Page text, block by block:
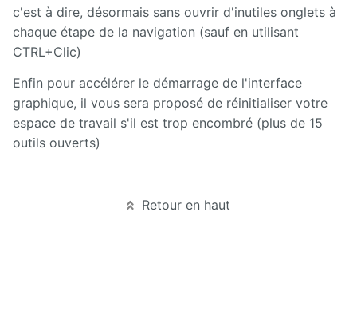
Manuel de
paramétrage
et
d'intégration
Manuel
de
mise à
jour
c'est à dire, désormais sans ouvrir d'inutiles onglets à
chaque étape de la navigation (sauf en utilisant
CTRL+Clic)
Enfin pour accélérer le démarrage de l'interface
graphique, il vous sera proposé de réinitialiser votre
espace de travail s'il est trop encombré (plus de 15
outils ouverts)
Retour en haut